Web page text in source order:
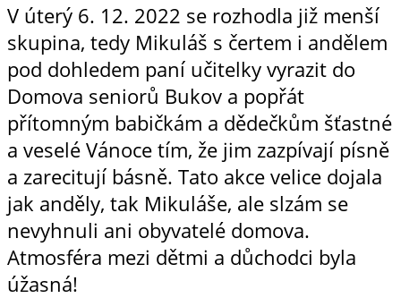
V úterý 6. 12. 2022 se rozhodla již menší
skupina, tedy Mikuláš s čertem i andělem
pod dohledem paní učitelky vyrazit do
Domova seniorů Bukov a popřát
přítomným babičkám a dědečkům šťastné
a veselé Vánoce tím, že jim zazpívají písně
a zarecitují básně. Tato akce velice dojala
jak anděly, tak Mikuláše, ale slzám se
nevyhnuli ani obyvatelé domova.
Atmosféra mezi dětmi a důchodci byla
úžasná!